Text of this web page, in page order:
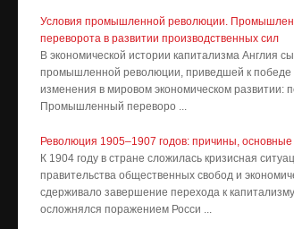
Условия промышленной революции.
переворота в развитии производственных сил
В экономической истории капитализма Англия
промышленной революции, приведшей к победе
изменения в мировом экономическом развитии:
Промышленный переворо ...
Революция 1905–1907 годов: причины,
К 1904 году в стране сложилась кризисная
правительства общественных свобод и
сдерживало завершение перехода к
осложнялся поражением Росси ...